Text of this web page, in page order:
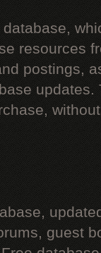
resources
postings,
updates.
guest